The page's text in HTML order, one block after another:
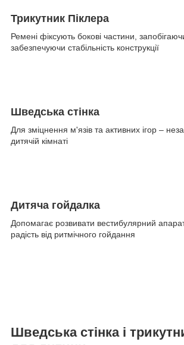
Трикутник Піклера
Ремені фіксують бокові частини,
забезпечуючи стабільність конструкції
Шведська стінка
Для зміцнення м'язів та активних ігор –
дитячій кімнаті
Дитяча гойдалка
Допомагає розвивати вестибулярний
радість від ритмічного гойдання
Шведська стінка і